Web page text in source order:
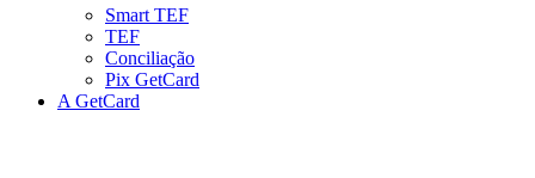
Smart TEF
TEF
Conciliação
Pix GetCard
A GetCard